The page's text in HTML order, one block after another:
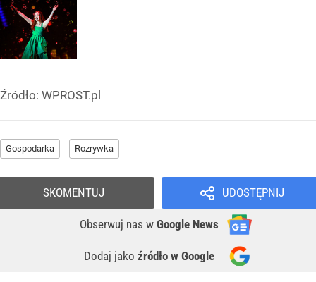
Źródło: WPROST.pl
Gospodarka Rozrywka
UDOSTĘPNIJ
Obserwuj nas w Google News
Dodaj jako źródło w Google
SKOMENTUJ